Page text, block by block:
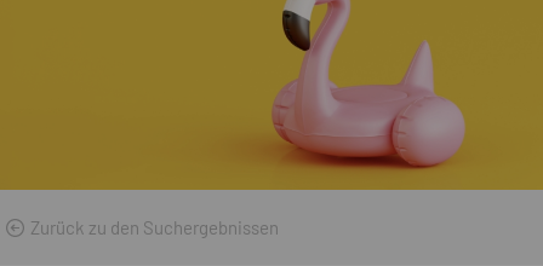
Zurück zu den Suchergebnissen